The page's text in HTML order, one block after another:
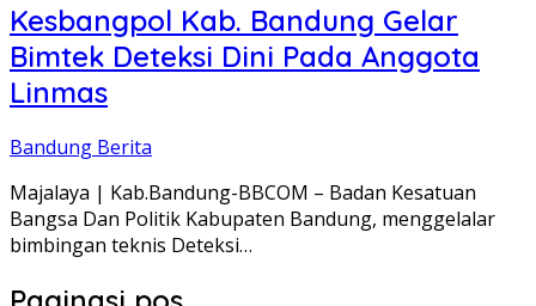
Kesbangpol Kab. Bandung Gelar
Bimtek Deteksi Dini Pada Anggota
Linmas
Bandung Berita
Majalaya | Kab.Bandung-BBCOM – Badan Kesatuan
Bangsa Dan Politik Kabupaten Bandung, menggelalar
bimbingan teknis Deteksi…